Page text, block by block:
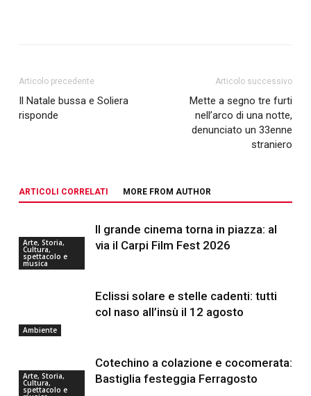
Articolo precedente
Il Natale bussa e Soliera
risponde
Articolo successivo
Mette a segno tre furti
nell’arco di una notte,
denunciato un 33enne
straniero
ARTICOLI CORRELATI MORE FROM AUTHOR
Arte, Storia,
Cultura,
spettacolo e
musica
Il grande cinema torna in piazza: al
via il Carpi Film Fest 2026
Ambiente
Eclissi solare e stelle cadenti: tutti
col naso all’insù il 12 agosto
Arte, Storia,
Cultura,
spettacolo e
Cotechino a colazione e cocomerata:
Bastiglia festeggia Ferragosto